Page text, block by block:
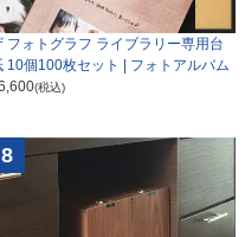
フォトグラフ ライブラリー専用台
10個100枚セット | フォトアルバム
(税込)
8